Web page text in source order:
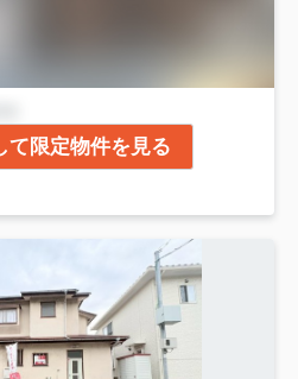
て限定物件を見る